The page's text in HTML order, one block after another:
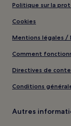
Politique sur la
Cookies
Mentions légales /
Comment
Directives de
Conditions
Autres